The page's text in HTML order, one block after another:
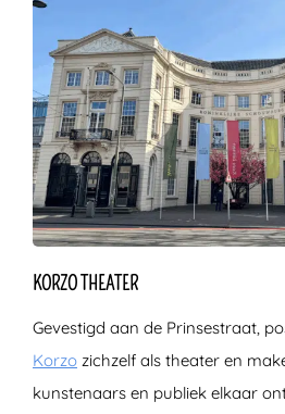
KORZO THEATER
Gevestigd aan de Prinsestraat,
Korzo zichzelf als theater en
kunstenaars en publiek elkaar